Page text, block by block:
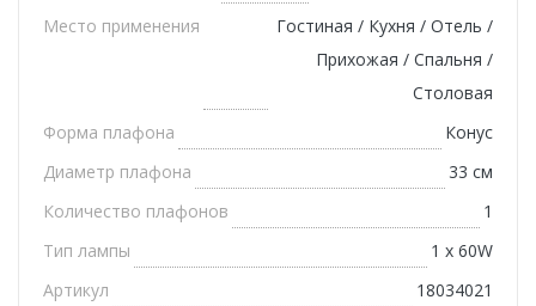
Место применения
Гостиная / Кухня / Отель /
Прихожая / Спальня /
Столовая
Форма плафона
Конус
Диаметр плафона
33 см
Количество плафонов
1
Тип лампы
1 х 60W
Артикул
18034021